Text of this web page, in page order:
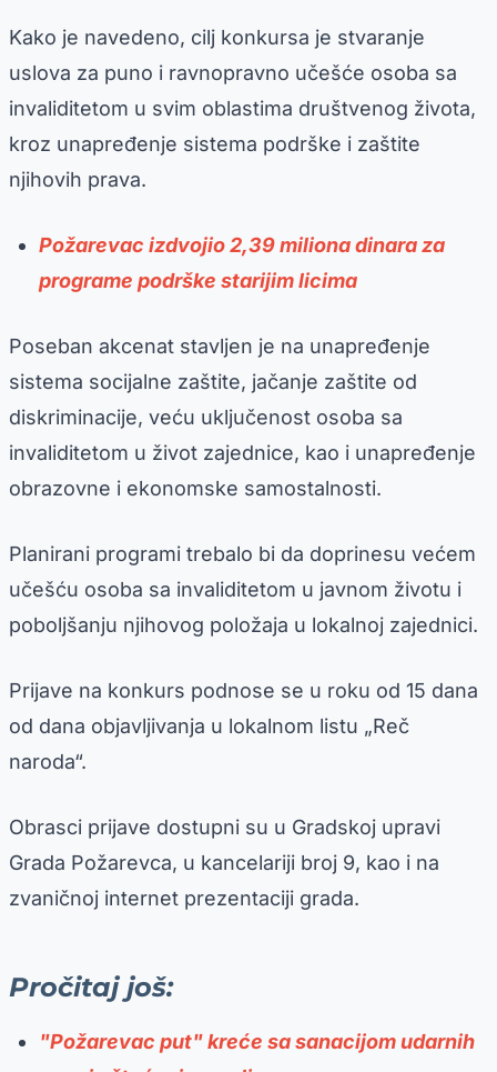
Kako je navedeno, cilj konkursa je stvaranje
uslova za puno i ravnopravno učešće osoba sa
invaliditetom u svim oblastima društvenog života,
kroz unapređenje sistema podrške i zaštite
njihovih prava.
Požarevac izdvojio 2,39 miliona dinara za
programe podrške starijim licima
Poseban akcenat stavljen je na unapređenje
sistema socijalne zaštite, jačanje zaštite od
diskriminacije, veću uključenost osoba sa
invaliditetom u život zajednice, kao i unapređenje
obrazovne i ekonomske samostalnosti.
Planirani programi trebalo bi da doprinesu većem
učešću osoba sa invaliditetom u javnom životu i
poboljšanju njihovog položaja u lokalnoj zajednici.
Prijave na konkurs podnose se u roku od 15 dana
od dana objavljivanja u lokalnom listu „Reč
naroda“.
Obrasci prijave dostupni su u Gradskoj upravi
Grada Požarevca, u kancelariji broj 9, kao i na
zvaničnoj internet prezentaciji grada.
Pročitaj još:
"Požarevac put" kreće sa sanacijom udarnih